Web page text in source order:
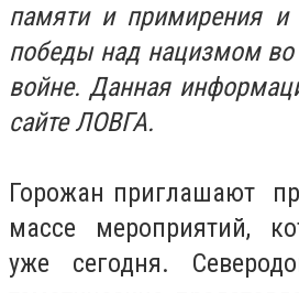
памяти и примирения и
победы над нацизмом
войне. Данная
сайте ЛОВГА.
Горожан приглашают
массе мероприятий,
уже сегодня.